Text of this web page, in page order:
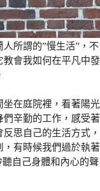
所謂的”慢生活”，不
會我如何在平凡中發
在庭院裡，看著陽光
辛勤的工作，感受著
思自己的生活方式，
有時候我們過於執著
自己身體和內心的聲